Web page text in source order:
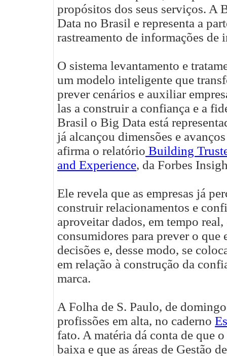
propósitos dos seus serviços. A
Data no Brasil e representa a
rastreamento de informações de
O sistema levantamento e
um modelo inteligente que
prever cenários e auxiliar
las a construir a confiança e a
Brasil o Big Data está
já alcançou dimensões e
afirma o relatório Building
and Experience, da Forbes
Ele revela que as empresas já
construir relacionamentos e
aproveitar dados, em tempo
consumidores para prever o que
decisões e, desse modo, se
em relação à construção da
marca.
A Folha de S. Paulo, de
profissões em alta, no caderno
fato. A matéria dá conta de que
baixa e que as áreas de Gestão